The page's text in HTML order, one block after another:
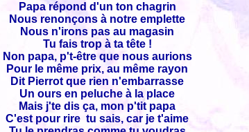
Papa répond d'un ton chagrin
Nous renonçons à notre emplette
Nous n'irons pas au magasin
Tu fais trop à ta tête !
Non papa, p't-être que nous aurions
Pour le même prix, au même rayon
Dit Pierrot que rien n'embarrasse
Un ours en peluche à la place
Mais j'te dis ça, mon p'tit papa
C'est pour rire tu sais, car je t'aime